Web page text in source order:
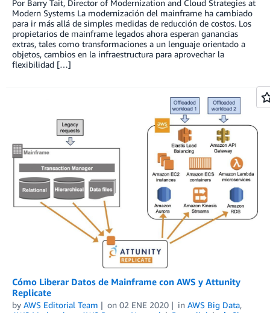
Por Barry Tait, Director of Modernization and Cloud Strategies at
Modern Systems La modernización del mainframe ha cambiado
para ir más allá de simples medidas de reducción de costos. Los
propietarios de mainframe legados ahora esperan ganancias
extras, tales como transformaciones a un lenguaje orientado a
objetos, cambios en la infraestructura para aprovechar la
flexibilidad […]
Cómo Liberar Datos de Mainframe con AWS y Attunity
Replicate
by AWS Editorial Team on 02 ENE 2020 in AWS Big Data,